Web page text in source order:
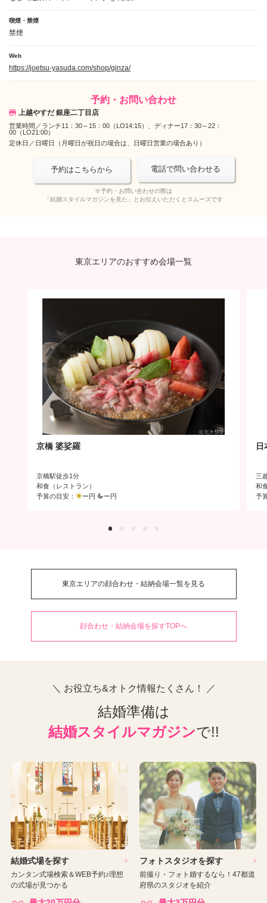
喫煙・禁煙
禁煙
Web
https://joetsu-yasuda.com/shop/ginza/
予約・お問い合わせ
上越やすだ 銀座二丁目店
営業時間／ ランチ11：30～15：00（LO14:15）、ディナー17：30～22：
00（LO21:00）
定休日／ 日曜日（月曜日が祝日の場合は、日曜日営業の場合あり）
予約はこちらから 電話で問い合わせる
※予約・お問い合わせの際は
「結婚スタイルマガジンを見た」とお伝えいただくとスムーズです
東京エリアのおすすめ会場一覧
京橋 婆娑羅
京橋駅徒歩1分
和食（レストラン）
予算の目安：
ー円 ー円
三
和
予
東京エリアの顔合わせ・結納会場一覧を見る
顔合わせ・結納会場を探すTOPへ
＼ お役立ち&オトク情報たくさん！ ／
結婚準備は
結婚スタイルマガジンで!!
結婚式場を探す
カンタン式場検索＆WEB予約♪理想
の式場が見つかる
フォトスタジオを探す
前撮り・フォト婚するなら！47都道
府県のスタジオを紹介